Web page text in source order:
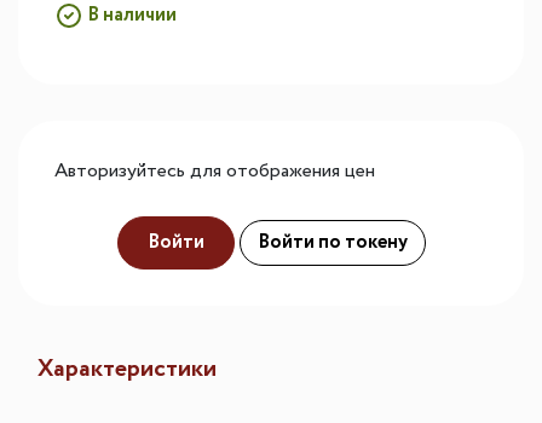
В наличии
Авторизуйтесь для отображения цен
Войти Войти по токену
Характеристики